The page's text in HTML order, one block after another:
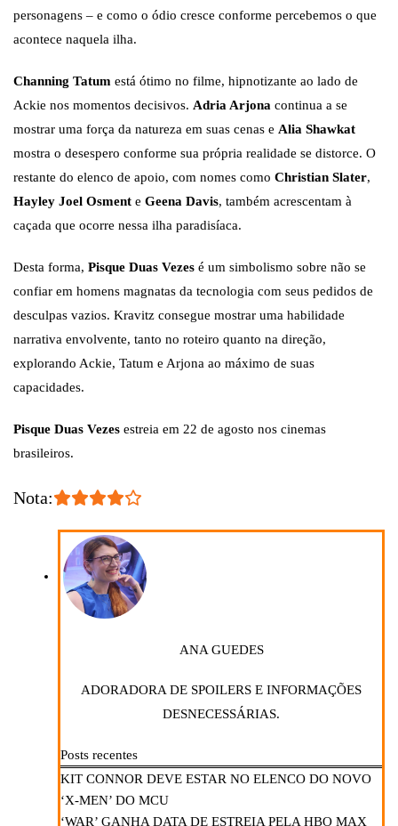
personagens – e como o ódio cresce conforme percebemos o que
acontece naquela ilha.
Channing Tatum está ótimo no filme, hipnotizante ao lado de
Ackie nos momentos decisivos. Adria Arjona continua a se
mostrar uma força da natureza em suas cenas e Alia Shawkat
mostra o desespero conforme sua própria realidade se distorce. O
restante do elenco de apoio, com nomes como Christian Slater,
Hayley Joel Osment e Geena Davis, também acrescentam à
caçada que ocorre nessa ilha paradisíaca.
Desta forma, Pisque Duas Vezes é um simbolismo sobre não se
confiar em homens magnatas da tecnologia com seus pedidos de
desculpas vazios. Kravitz consegue mostrar uma habilidade
narrativa envolvente, tanto no roteiro quanto na direção,
explorando Ackie, Tatum e Arjona ao máximo de suas
capacidades.
Pisque Duas Vezes estreia em 22 de agosto nos cinemas
brasileiros.
Nota:
ANA GUEDES
ADORADORA DE SPOILERS E INFORMAÇÕES
DESNECESSÁRIAS.
Posts recentes
KIT CONNOR DEVE ESTAR NO ELENCO DO NOVO
‘X-MEN’ DO MCU
‘WAR’ GANHA DATA DE ESTREIA PELA HBO MAX